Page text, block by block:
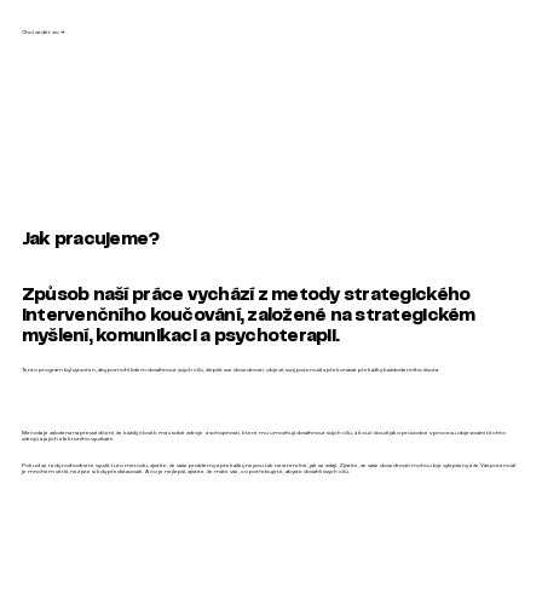
Chci vědět víc →
Jak pracujeme?
Způsob naší práce vychází z metody strategického
intervenčního koučování, založené na strategickém
myšlení, komunikaci a psychoterapii.
Tento program byl vytvořen, aby pomohl lidem dosáhnout svých cílů, zlepšit své dovednosti, objevit svůj potenciál a překonávat překážky každodenního života.
Metoda je založena na přesvědčení, že každý člověk má v sobě zdroje a schopnosti, které mu umožňují dosáhnout svých cílů, a kouč slouží jako průvodce v procesu objevování těchto
zdrojů a jejich efektivního využívání.
Pokud se tedy rozhodnete využít tuto metodu, zjistíte, že vaše problémy a překážky nejsou tak nesmrtelné, jak se zdají. Zjistíte, že vaše dovednosti mohou být vylepšeny a že Váš potenciál
je mnohem větší, než jste si kdy představovali. A co je nejlepší, zjistíte, že máte vše, co potřebujete, abyste dosáhli svých cílů.